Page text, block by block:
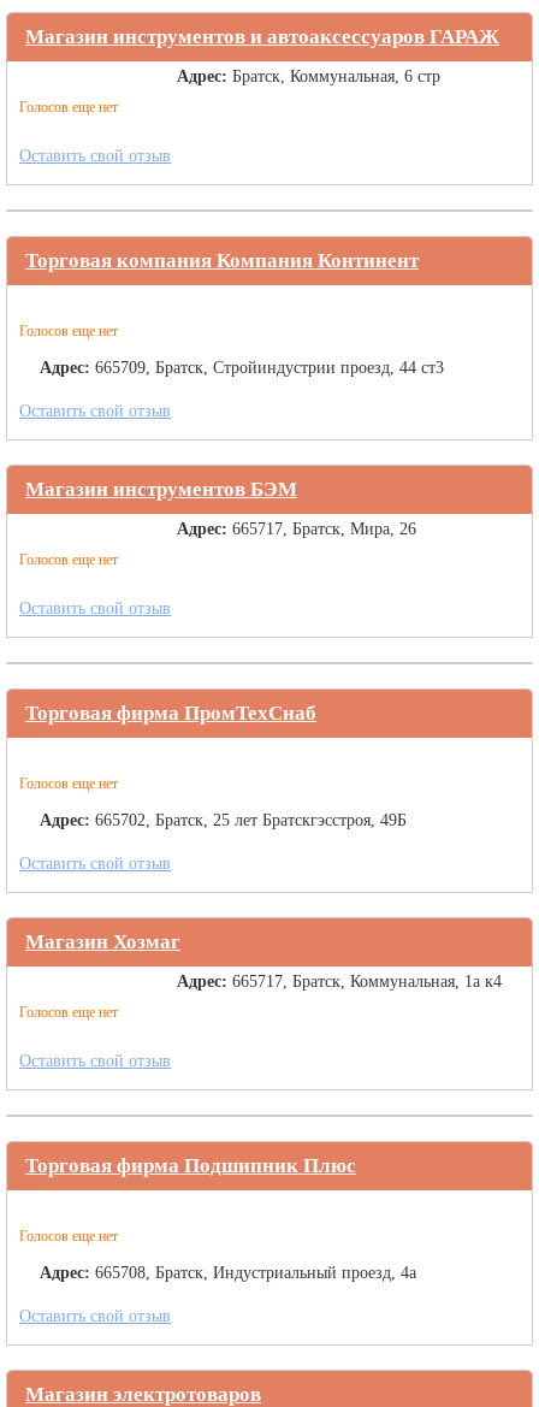
Магазин инструментов и автоаксессуаров ГАРАЖ
Голосов еще нет
Адрес: Братск, Коммунальная, 6 стр
Оставить свой отзыв
Торговая компания Компания Континент
Голосов еще нет
Адрес: 665709, Братск, Стройиндустрии проезд, 44 ст3
Оставить свой отзыв
Магазин инструментов БЭМ
Голосов еще нет
Адрес: 665717, Братск, Мира, 26
Оставить свой отзыв
Торговая фирма ПромТехСнаб
Голосов еще нет
Адрес: 665702, Братск, 25 лет Братскгэсстроя, 49Б
Оставить свой отзыв
Магазин Хозмаг
Голосов еще нет
Адрес: 665717, Братск, Коммунальная, 1а к4
Оставить свой отзыв
Торговая фирма Подшипник Плюс
Голосов еще нет
Адрес: 665708, Братск, Индустриальный проезд, 4а
Оставить свой отзыв
Магазин электротоваров